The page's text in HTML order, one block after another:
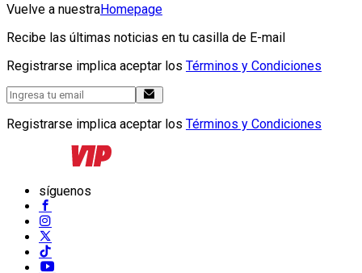
Vuelve a nuestraHomepage
Recibe las últimas noticias en tu casilla de E-mail
Registrarse implica aceptar los Términos y Condiciones
Registrarse implica aceptar los Términos y Condiciones
síguenos